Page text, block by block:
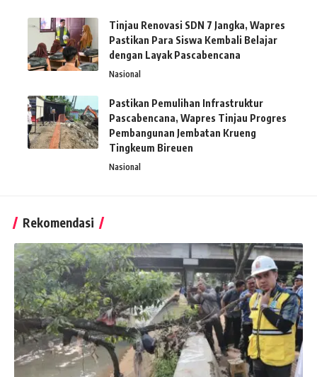
Tinjau Renovasi SDN 7 Jangka, Wapres
Pastikan Para Siswa Kembali Belajar
dengan Layak Pascabencana
Nasional
Pastikan Pemulihan Infrastruktur
Pascabencana, Wapres Tinjau Progres
Pembangunan Jembatan Krueng
Tingkeum Bireuen
Nasional
Rekomendasi